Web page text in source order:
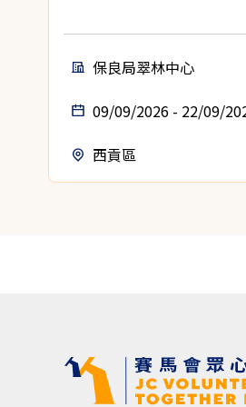
保良局翠林中心
09/09/2026 - 22/09/
西貢區